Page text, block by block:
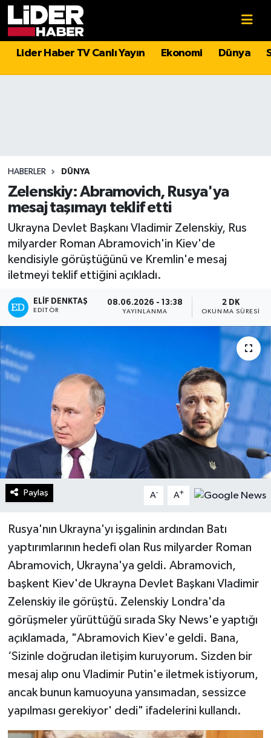
Lider Haber TV Canlı Yayın Ekonomi Dünya
HABERLER DÜNYA
Zelenskiy: Abramovich, Rusya'ya
mesaj taşımayı teklif etti
Ukrayna Devlet Başkanı Vladimir Zelenskiy, Rus
milyarder Roman Abramovich'in Kiev'de
kendisiyle görüştüğünü ve Kremlin'e mesaj
iletmeyi teklif ettiğini açıkladı.
ELIF DENKTAŞ
EDITÖR
08.06.2026 - 13:38
YAYINLANMA
2 DK
OKUNMA SÜRESI
Paylaş A- A+
Rusya'nın Ukrayna'yı işgalinin ardından Batı
yaptırımlarının hedefi olan Rus milyarder Roman
Abramovich, Ukrayna'ya geldi. Abramovich,
başkent Kiev'de Ukrayna Devlet Başkanı Vladimir
Zelenskiy ile görüştü. Zelenskiy Londra'da
görüşmeler yürüttüğü sırada Sky News'e yaptığı
açıklamada, "Abramovich Kiev'e geldi. Bana,
‘Sizinle doğrudan iletişim kuruyorum. Sizden bir
mesaj alıp onu Vladimir Putin'e iletmek istiyorum,
ancak bunun kamuoyuna yansımadan, sessizce
yapılması gerekiyor' dedi" ifadelerini kullandı.
Politika
Magazin
Spor
Sağlık
Teknoloji
Lider Haber TV Canlı Yayın izle
Hava Durumu
Süper Lig Puan Durumu ve Fikstür
Tüm Manşetler
Son Dakika Haberleri
Haber Arşivi